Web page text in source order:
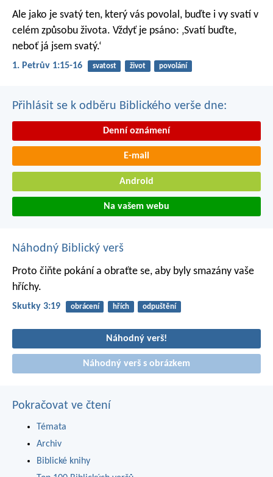
Ale jako je svatý ten, který vás povolal, buďte i vy svatí v
celém způsobu života. Vždyť je psáno: ‚Svatí buďte,
neboť já jsem svatý.‘
1. Petrův 1:15-16 svatost život povolání
Přihlásit se k odběru Biblického verše dne:
Denní oznámení
E-mail
Android
Na vašem webu
Náhodný Biblický verš
Proto čiňte pokání a obraťte se, aby byly smazány vaše
hříchy.
Skutky 3:19 obrácení hřích odpuštění
Náhodný verš!
Náhodný verš s obrázkem
Pokračovat ve čtení
Témata
Archiv
Biblické knihy